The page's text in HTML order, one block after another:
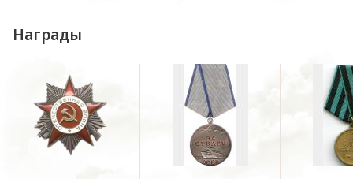
Награды